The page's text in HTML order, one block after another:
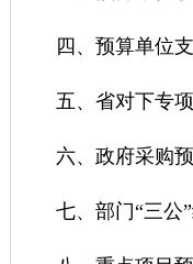
四、预算单位
五、省对下专
六、政府采购
七、部门“三公